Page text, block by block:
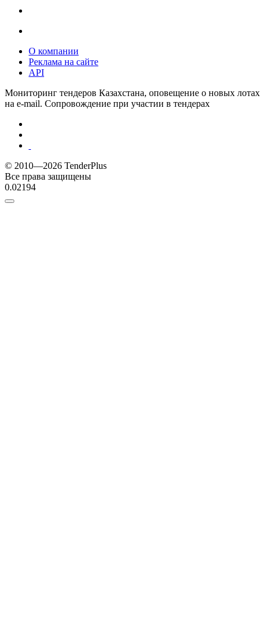
О компании
Реклама на сайте
API
Мониторинг тендеров Казахстана, оповещение о новых лотах
на e-mail. Сопровождение при участии в тендерах
© 2010—2026 TenderPlus
Все права защищены
0.02194